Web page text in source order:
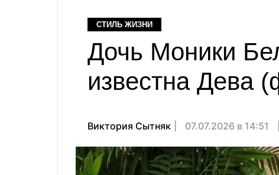
СТИЛЬ ЖИЗНИ
Дочь Моники
известна Дева
Виктория Сытняк 07.07.2026 в 14:51